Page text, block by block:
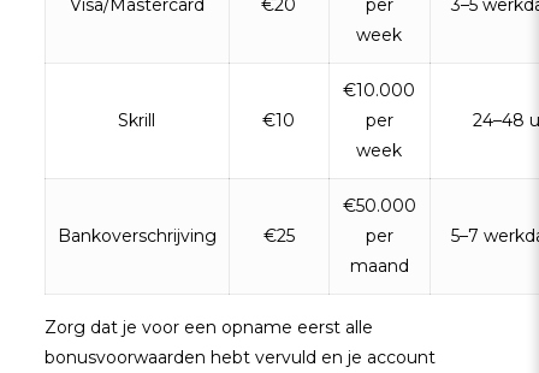
Visa/Mastercard €20
per
week
3–5
Skrill €10
€10.000
per
week
24–48
Bankoverschrijving €25
€50.000
per
maand
5–7
Zorg dat je voor een opname eerst alle
bonusvoorwaarden hebt vervuld en je account